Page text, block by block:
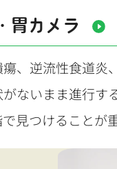
胃カメラ
、逆流性食道炎
ないまま進行す
見つけることが